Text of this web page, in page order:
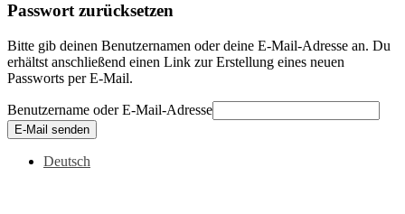
Passwort zurücksetzen
Bitte gib deinen Benutzernamen oder deine E-Mail-Adresse an. Du
erhältst anschließend einen Link zur Erstellung eines neuen
Passworts per E-Mail.
Benutzername oder E-Mail-Adresse
E-Mail senden
Deutsch